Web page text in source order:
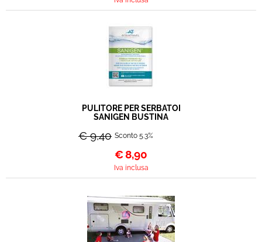
PULITORE PER SERBATOI
SANIGEN BUSTINA
€ 9,40 Sconto 5.3%
€8,90
Iva inclusa